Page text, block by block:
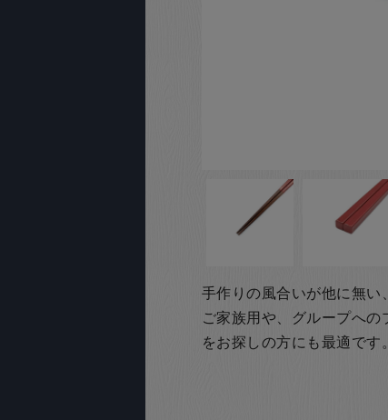
手作りの風合いが他に無い
ご家族用や、グループへ
をお探しの方にも最適です。